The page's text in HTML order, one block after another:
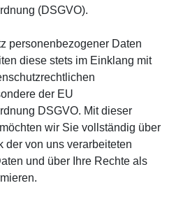
(DSGVO).
personenbezogener Daten
diese stets im Einklang mit
der EU
DSGVO. Mit dieser
wir Sie vollständig über
der von uns verarbeiteten
und über Ihre Rechte als